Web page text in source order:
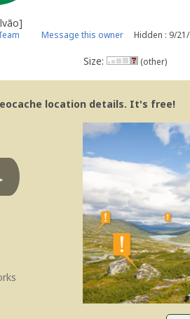
Message this owner Hidden : 9/
Size: (other)
location details. It's free!